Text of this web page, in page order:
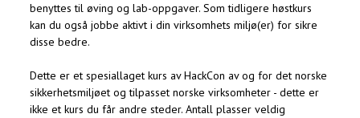
benyttes til øving og lab-oppgaver. Som tidligere høstkurs
kan du også jobbe aktivt i din virksomhets miljø(er) for sikre
disse bedre.
Dette er et spesiallaget kurs av HackCon av og for det norske
sikkerhetsmiljøet og tilpasset norske virksomheter - dette er
ikke et kurs du får andre steder. Antall plasser veldig